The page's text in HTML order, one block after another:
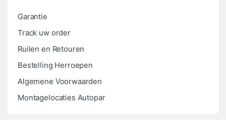
Garantie
Track uw order
Ruilen en Retouren
Bestelling Herroepen
Algemene Voorwaarden
Montagelocaties Autopar